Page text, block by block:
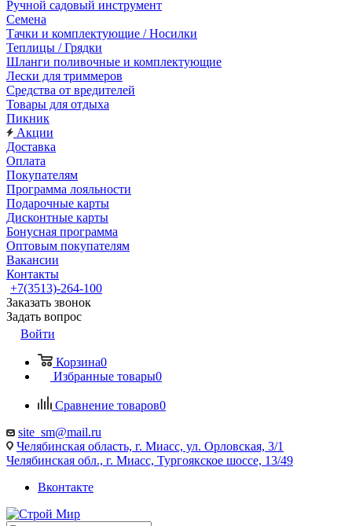
Ручной садовый инструмент
Семена
Тачки и комплектующие / Носилки
Теплицы / Грядки
Шланги поливочные и комплектующие
Лески для триммеров
Средства от вредителей
Товары для отдыха
Пикник
Акции
Доставка
Оплата
Покупателям
Программа лояльности
Подарочные карты
Дисконтные карты
Бонусная программа
Оптовым покупателям
Вакансии
Контакты
+7(3513)-264-100
Заказать звонок
Задать вопрос
Войти
Корзина0
Избранные товары0
Сравнение товаров0
site_sm@mail.ru
Челябинская область, г. Миасс, ул. Орловская, 3/1
Челябинская обл., г. Миасс, Тургоякское шоссе, 13/49
Вконтакте